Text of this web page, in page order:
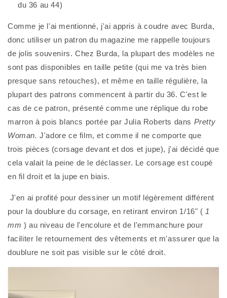
du 36 au 44)
Comme je l'ai mentionné, j'ai appris à coudre avec Burda,
donc utiliser un patron du magazine me rappelle toujours
de jolis souvenirs. Chez Burda, la plupart des modèles ne
sont pas disponibles en taille petite (qui me va très bien
presque sans retouches), et même en taille régulière, la
plupart des patrons commencent à partir du 36. C'est le
cas de ce patron, présenté comme une réplique du robe
marron à pois blancs portée par Julia Roberts dans Pretty
Woman. J'adore ce film, et comme il ne comporte que
trois pièces (corsage devant et dos et jupe), j'ai décidé que
cela valait la peine de le déclasser. Le corsage est coupé
en fil droit et la jupe en biais.
pour la doublure du corsage, en retirant environ 1/16" ( 1
mm ) au niveau de l'encolure et de l'emmanchure pour
faciliter le retournement des vêtements et m'assurer que la
doublure ne soit pas visible sur le côté droit.